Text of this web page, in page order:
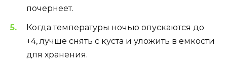
почернеет.
Когда температуры ночью опускаются до
+4, лучше снять с куста и уложить в емкости
для хранения.